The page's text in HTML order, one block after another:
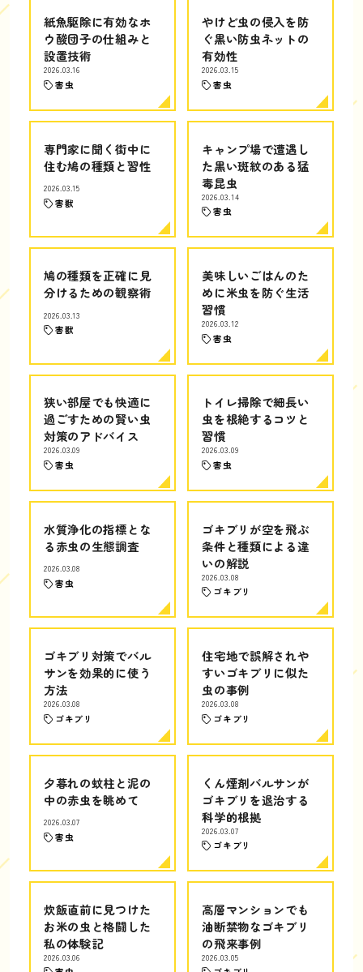
紙魚駆除に有効なホ
ウ酸団子の仕組みと
設置技術
2026.03.16
害虫
やけど虫の侵入を防
ぐ黒い防虫ネットの
有効性
2026.03.15
害虫
専門家に聞く街中に
住む鳩の種類と習性
2026.03.15
害獣
キャンプ場で遭遇し
た黒い斑紋のある猛
毒昆虫
2026.03.14
害虫
鳩の種類を正確に見
分けるための観察術
2026.03.13
害獣
美味しいごはんのた
めに米虫を防ぐ生活
習慣
2026.03.12
害虫
狭い部屋でも快適に
過ごすための賢い虫
対策のアドバイス
2026.03.09
害虫
トイレ掃除で細長い
虫を根絶するコツと
習慣
2026.03.09
害虫
水質浄化の指標とな
る赤虫の生態調査
2026.03.08
害虫
ゴキブリが空を飛ぶ
条件と種類による違
いの解説
2026.03.08
ゴキブリ
ゴキブリ対策でバル
サンを効果的に使う
方法
2026.03.08
ゴキブリ
住宅地で誤解されや
すいゴキブリに似た
虫の事例
2026.03.08
ゴキブリ
夕暮れの蚊柱と泥の
中の赤虫を眺めて
2026.03.07
害虫
くん煙剤バルサンが
ゴキブリを退治する
科学的根拠
2026.03.07
ゴキブリ
炊飯直前に見つけた
お米の虫と格闘した
私の体験記
2026.03.06
高層マンションでも
油断禁物なゴキブリ
の飛来事例
2026.03.05